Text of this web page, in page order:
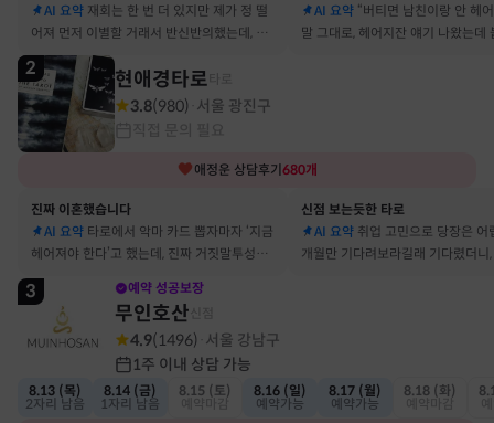
AI 요약 재회는 한 번 더 있지만 제가 정 떨
어져 먼저 이별할 거래서 반신반의했는데, 정
말 재회 후 제가 먼저 헤어지자고 했어요
AI 요약 “버티면 남친이랑 안 헤
말 그대로, 헤어지잔 얘기 나왔는데
2 현애경타로
3.8(980) 서울 광진구
애정운 상담후기 680개
진짜 이혼했습니다
AI 요약 타로에서 악마 카드 뽑자마자 ‘지금
헤어져야 한다’고 했는데, 진짜 거짓말투성이
결혼 생활 끝에 이혼 숙고 중이에요
신점 보는듯한 타로
AI 요약 취업 고민으로 당장은 어
개월만 기다려보라길래 기다렸더니
3 예약 성공보장
무인호산
4.9(1496) 서울 강남구
1주 이내 상담 가능
8.13 (목)
2자리 남음
8.14 (금)
1자리 남음
8.15 (토)
8.16 (일)
예약가능
8.17 (월)
예약가능
8.18 (화)